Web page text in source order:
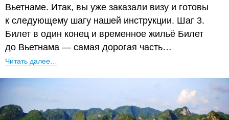
Вьетнаме. Итак, вы уже заказали визу и готовы
к следующему шагу нашей инструкции. Шаг 3.
Билет в один конец и временное жильё Билет
до Вьетнама — самая дорогая часть…
Читать далее…